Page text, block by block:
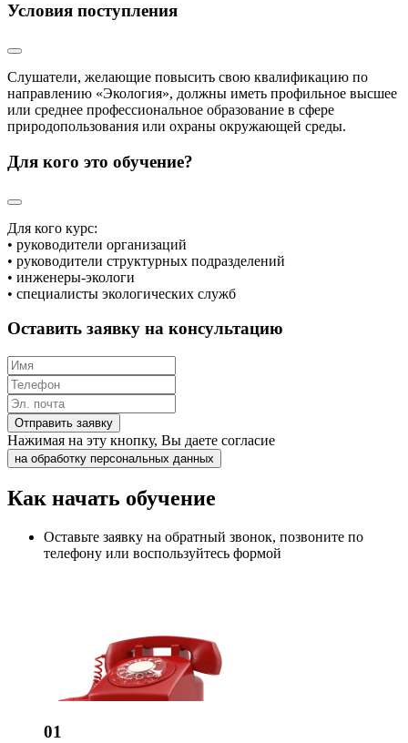
Условия поступления
Слушатели, желающие повысить свою квалификацию по
направлению «Экология», должны иметь профильное высшее
или среднее профессиональное образование в сфере
природопользования или охраны окружающей среды.
Для кого это обучение?
Для кого курс:
• руководители организаций
• руководители структурных подразделений
• инженеры-экологи
• специалисты экологических служб
Оставить заявку на консультацию
Отправить заявку
Нажимая на эту кнопку, Вы даете согласие
на обработку персональных данных
Как начать обучение
Оставьте заявку на обратный звонок, позвоните по
телефону или воспользуйтесь формой
01